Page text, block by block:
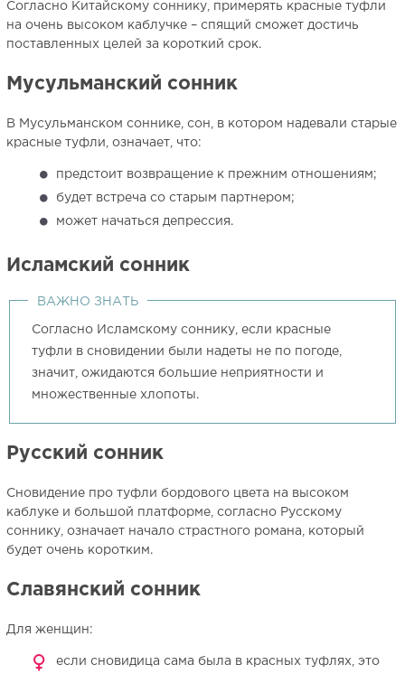
Согласно Китайскому соннику, примерять красные туфли
на очень высоком каблучке – спящий сможет достичь
поставленных целей за короткий срок.
Мусульманский сонник
В Мусульманском соннике, сон, в котором надевали старые
красные туфли, означает, что:
предстоит возвращение к прежним отношениям;
будет встреча со старым партнером;
может начаться депрессия.
Исламский сонник
ВАЖНО ЗНАТЬ
Согласно Исламскому соннику, если красные
туфли в сновидении были надеты не по погоде,
значит, ожидаются большие неприятности и
множественные хлопоты.
Русский сонник
Сновидение про туфли бордового цвета на высоком
каблуке и большой платформе, согласно Русскому
соннику, означает начало страстного романа, который
будет очень коротким.
Славянский сонник
Для женщин:
если сновидица сама была в красных туфлях, это